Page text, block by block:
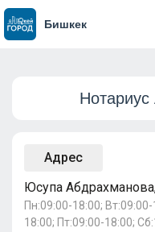
Бишкек
Адрес
Юсупа
Пн:09:00-18:00;
18:00; Пт:09:00-18:00;